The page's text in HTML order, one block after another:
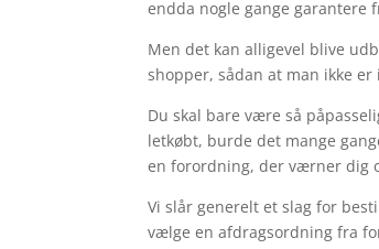
endda nogle gange garantere
Men det kan alligevel blive
shopper, sådan at man ikke
Du skal bare være så
letkøbt, burde det mange
en forordning, der værner dig
Vi slår generelt et slag for
vælge en afdragsordning fra